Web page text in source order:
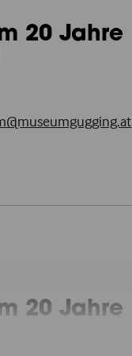
20 Jahre
20 Jahre